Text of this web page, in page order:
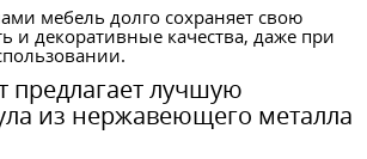
мебель долго сохраняет свою
и декоративные качества, даже при
предлагает лучшую
из нержавеющего металла